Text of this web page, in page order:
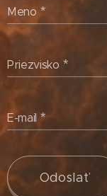
Meno
Priezvisko
E-mail
Odoslať